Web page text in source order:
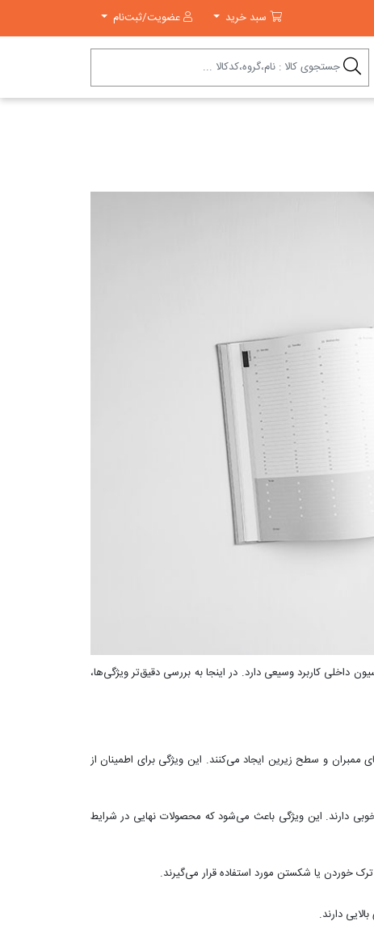
سبد خرید
سبد خرید عضویت/ثبت‌نام
داخلی کاربرد وسیعی دارد. در اینجا به بررسی دقیق‌تر ویژگی‌ها،
و سطح زیرین ایجاد می‌کنند. این ویژگی برای اطمینان از
دارند. این ویژگی باعث می‌شود که محصولات نهایی در شرایط
خوردن یا شکستن مورد استفاده قرار می‌گیرند.
دارند.